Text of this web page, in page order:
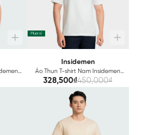
Mua sỉ
Insidemen
Áo Thun T-shirt Nam Insidemen
Cotton ITS025AZ
328,500₫450,000₫